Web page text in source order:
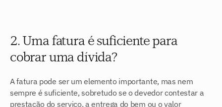
2. Uma fatura é suficiente para
cobrar uma dívida?
A fatura pode ser um elemento importante, mas nem
sempre é suficiente, sobretudo se o devedor contestar a
prestação do serviço, a entrega do bem ou o valor